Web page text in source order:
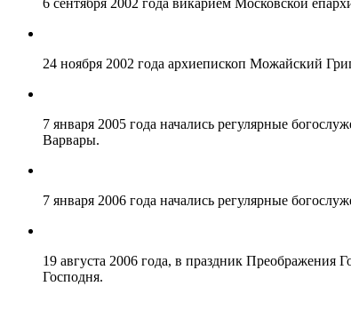
24 ноября 2002 года архиепископ Можайский
7 января 2005 года начались регулярные
Варвары.
7 января 2006 года начались регулярные
19 августа 2006 года, в праздник
Господня.